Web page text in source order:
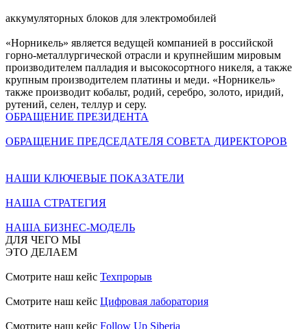
аккумуляторных блоков для электромобилей
«Норникель» является ведущей компанией в российской
горно-металлургической отрасли и крупнейшим мировым
производителем палладия и высокосортного никеля, а также
крупным производителем платины и меди. «Норникель»
также производит кобальт, родий, серебро, золото, иридий,
рутений, селен, теллур и серу.
ОБРАЩЕНИЕ ПРЕЗИДЕНТА
ОБРАЩЕНИЕ ПРЕДСЕДАТЕЛЯ СОВЕТА ДИРЕКТОРОВ
НАШИ КЛЮЧЕВЫЕ ПОКАЗАТЕЛИ
НАША СТРАТЕГИЯ
НАША БИЗНЕС-МОДЕЛЬ
ДЛЯ ЧЕГО МЫ
ЭТО ДЕЛАЕМ
Смотрите наш кейс Техпрорыв
Смотрите наш кейс Цифровая лаборатория
Смотрите наш кейс Follow Up Siberia